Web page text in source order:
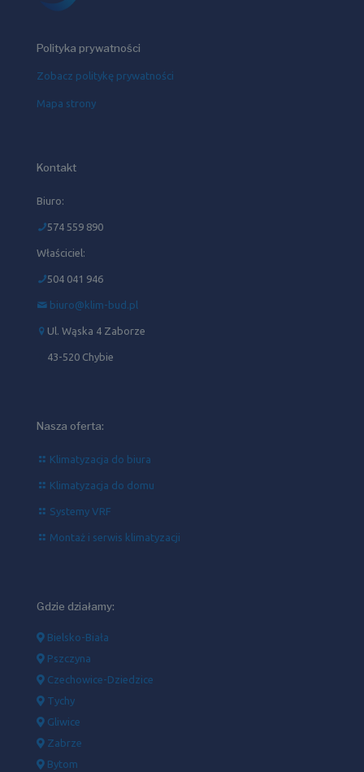
Polityka prywatności
Zobacz politykę prywatności
Mapa strony
Kontakt
Biuro:
574 559 890
Właściciel:
504 041 946‬
biuro@klim-bud.pl
Ul. Wąska 4 Zaborze
43-520 Chybie
Nasza oferta:
Klimatyzacja do biura
Klimatyzacja do domu
Systemy VRF
Montaż i serwis klimatyzacji
Gdzie działamy:
Bielsko-Biała
Pszczyna
Czechowice-Dziedzice
Tychy
Gliwice
Zabrze
Bytom